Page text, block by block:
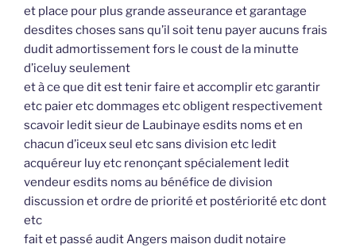
et place pour plus grande asseurance et garantage
desdites choses sans qu’il soit tenu payer aucuns frais
dudit admortissement fors le coust de la minutte
d’iceluy seulement
et à ce que dit est tenir faire et accomplir etc garantir
etc paier etc dommages etc obligent respectivement
scavoir ledit sieur de Laubinaye esdits noms et en
chacun d’iceux seul etc sans division etc ledit
acquéreur luy etc renonçant spécialement ledit
vendeur esdits noms au bénéfice de division
discussion et ordre de priorité et postériorité etc dont
etc
fait et passé audit Angers maison dudit notaire